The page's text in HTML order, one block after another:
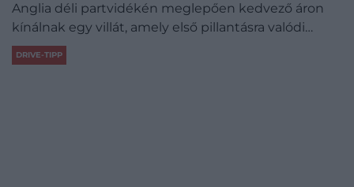
Anglia déli partvidékén meglepően kedvező áron
kínálnak egy villát, amely első pillantásra valódi…
DRIVE-TIPP